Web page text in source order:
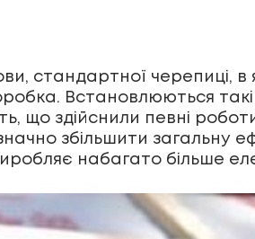
стандартної черепиці, в
Встановлюються
що здійснили певні
збільшити загальну
набагато більше